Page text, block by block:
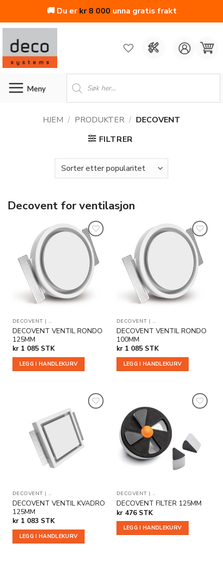
🚚 Du erkr8 000 unna gratis frakt
Skip
content
search
HJEM / PRODUKTER / DECOVENT
FILTRER
Decovent for ventilasjon
Legg til
i
ønskeliste
DECOVENT | TILLEGGSPRODUKTER
DECOVENT VENTIL RONDO
125MM
kr1 085 STK
LEGG I HANDLEKURV
Legg til
i
ønskeliste
DECOVENT | TILLEGGSPRODUKTER
DECOVENT VENTIL RONDO
100MM
kr1 085 STK
LEGG I HANDLEKURV
ønskeliste
DECOVENT | TILLEGGSPRODUKTER
DECOVENT VENTIL KVADRO
125MM
kr1 083 STK
LEGG I HANDLEKURV
i
ønskeliste
DECOVENT | TILLEGGSPRODUKTER
DECOVENT FILTER 125MM
kr476 STK
LEGG I HANDLEKURV